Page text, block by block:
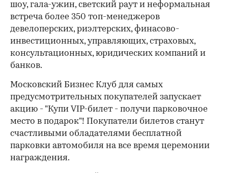
шоу, гала-ужин, светский раут и неформальная
встреча более 350 топ-менеджеров
девелоперских, риэлтерских, финасово-
инвестиционных, управляющих, страховых,
консультационных, юридических компаний и
банков.
Московский Бизнес Клуб для самых
предусмотрительных покупателей запускает
акцию - "Купи VIP-билет - получи парковочное
место в подарок"! Покупатели билетов станут
счастливыми обладателями бесплатной
парковки автомобиля на все время церемонии
награждения.